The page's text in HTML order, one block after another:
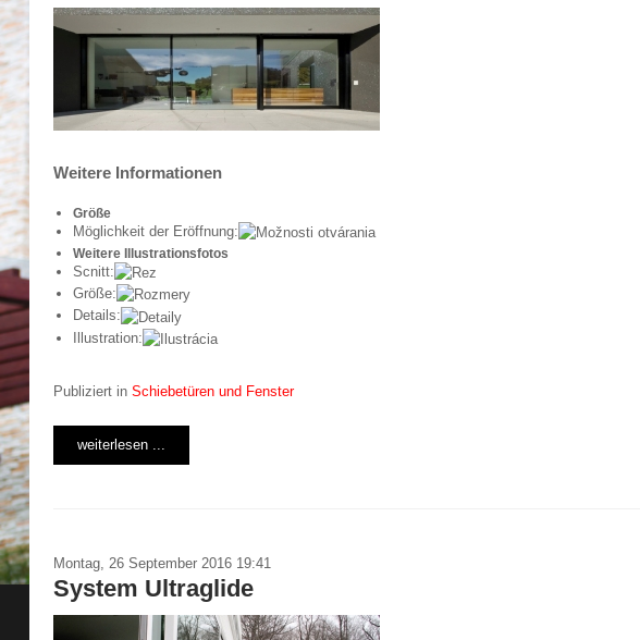
Weitere Informationen
Größe
Möglichkeit der Eröffnung:
Weitere Illustrationsfotos
Scnitt:
Größe:
Details:
Illustration:
Publiziert in Schiebetüren und Fenster
weiterlesen ...
Montag, 26 September 2016 19:41
System Ultraglide